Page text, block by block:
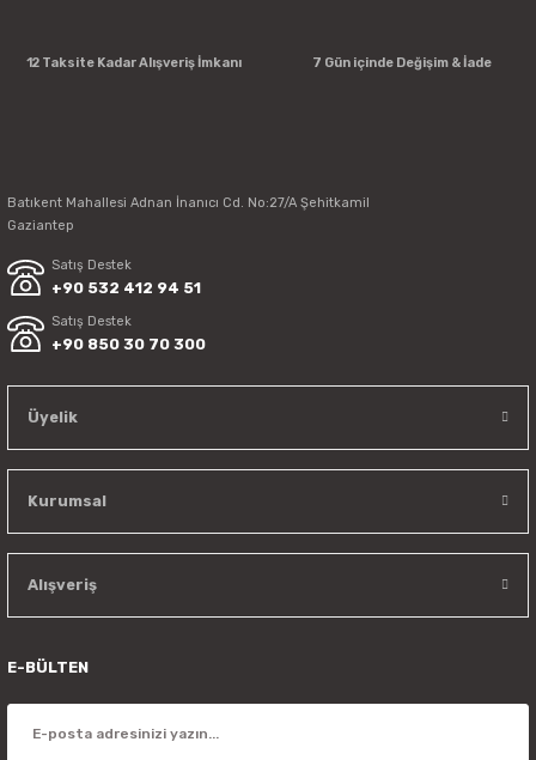
12 Taksite Kadar Alışveriş İmkanı 7 Gün içinde Değişim & İade
Batıkent Mahallesi Adnan İnanıcı Cd. No:27/A Şehitkamil
Gaziantep
Satış Destek
+90 532 412 94 51
Satış Destek
+90 850 30 70 300
Üyelik
Kurumsal
Alışveriş
E-BÜLTEN